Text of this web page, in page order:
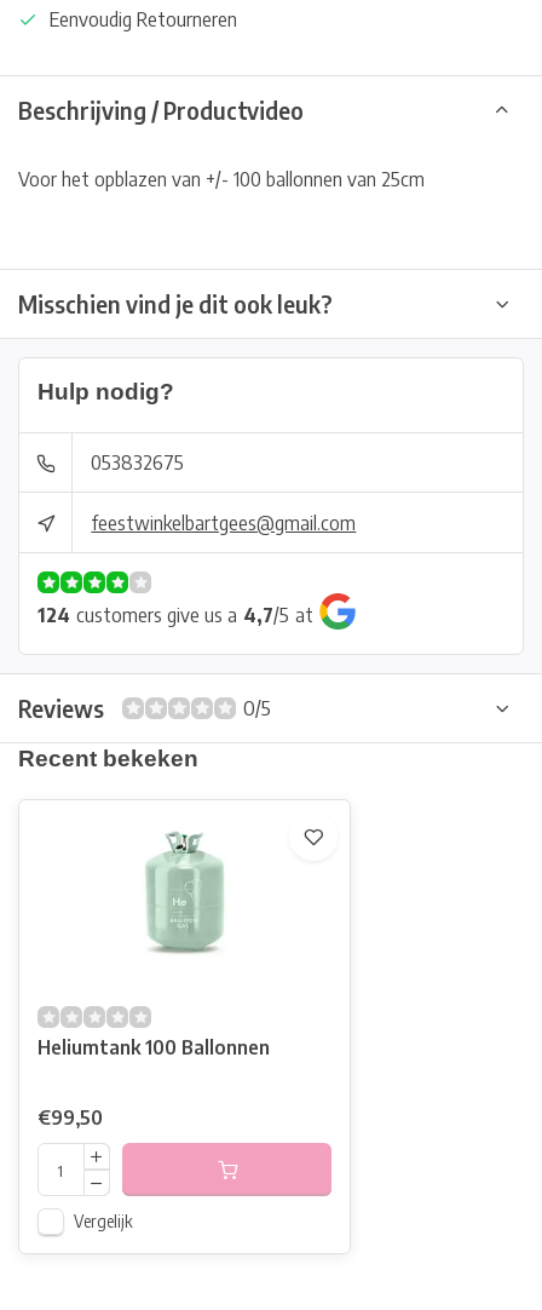
Eenvoudig Retourneren
Beschrijving / Productvideo
Voor het opblazen van +/- 100 ballonnen van 25cm
Misschien vind je dit ook leuk?
Hulp nodig?
053832675
feestwinkelbartgees@gmail.com
124 customers give us a 4,7/5 at
Reviews
0/5
Recent bekeken
Heliumtank 100 Ballonnen
€99,50
Vergelijk